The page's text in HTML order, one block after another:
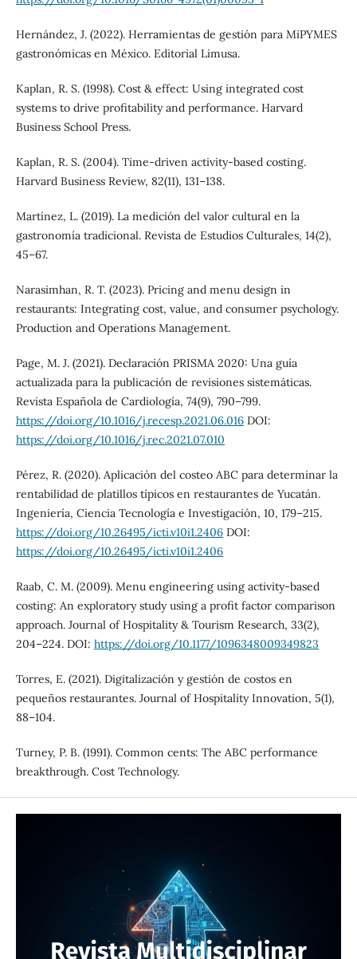
Hernández, J. (2022). Herramientas de gestión para MiPYMES
gastronómicas en México. Editorial Limusa.
Kaplan, R. S. (1998). Cost & effect: Using integrated cost
systems to drive profitability and performance. Harvard
Business School Press.
Kaplan, R. S. (2004). Time-driven activity-based costing.
Harvard Business Review, 82(11), 131–138.
Martínez, L. (2019). La medición del valor cultural en la
gastronomía tradicional. Revista de Estudios Culturales, 14(2),
45–67.
Narasimhan, R. T. (2023). Pricing and menu design in
restaurants: Integrating cost, value, and consumer psychology.
Production and Operations Management.
Page, M. J. (2021). Declaración PRISMA 2020: Una guía
actualizada para la publicación de revisiones sistemáticas.
Revista Española de Cardiología, 74(9), 790–799.
https://doi.org/10.1016/j.recesp.2021.06.016DOI:
https://doi.org/10.1016/j.rec.2021.07.010
Pérez, R. (2020). Aplicación del costeo ABC para determinar la
rentabilidad de platillos típicos en restaurantes de Yucatán.
Ingeniería, Ciencia Tecnología e Investigación, 10, 179–215.
https://doi.org/10.26495/icti.v10i1.2406DOI:
https://doi.org/10.26495/icti.v10i1.2406
Raab, C. M. (2009). Menu engineering using activity-based
costing: An exploratory study using a profit factor comparison
approach. Journal of Hospitality & Tourism Research, 33(2),
204–224. DOI: https://doi.org/10.1177/1096348009349823
Torres, E. (2021). Digitalización y gestión de costos en
pequeños restaurantes. Journal of Hospitality Innovation, 5(1),
88–104.
Turney, P. B. (1991). Common cents: The ABC performance
breakthrough. Cost Technology.